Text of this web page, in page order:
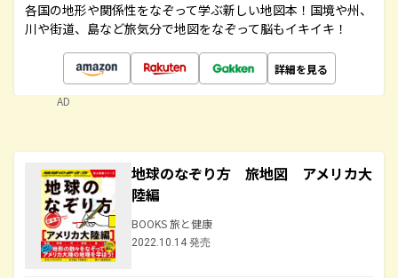
各国の地形や関係性をなぞって学ぶ新しい地図本！国境や州、
川や街道、島など旅気分で地図をなぞって脳もイキイキ！
詳細を見る
AD
地球のなぞり方 旅地図 アメリカ大
陸編
BOOKS 旅と健康
2022.10.14 発売